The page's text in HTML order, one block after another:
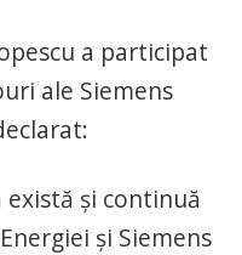
a participat
ale Siemens
și continuă
și Siemens